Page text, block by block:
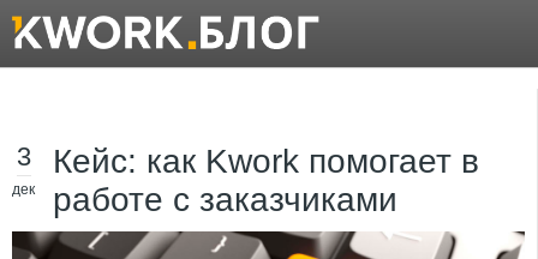
3
дек
Кейс: как Kwork помогает в
работе с заказчиками